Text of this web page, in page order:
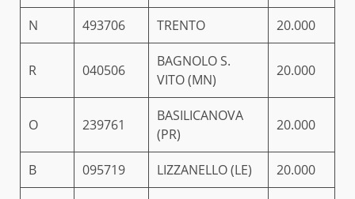
N 493706 TRENTO 20.000
R 040506
BAGNOLO S.
VITO (MN)
20.000
O 239761
BASILICANOVA
(PR)
20.000
B 095719 LIZZANELLO (LE) 20.000